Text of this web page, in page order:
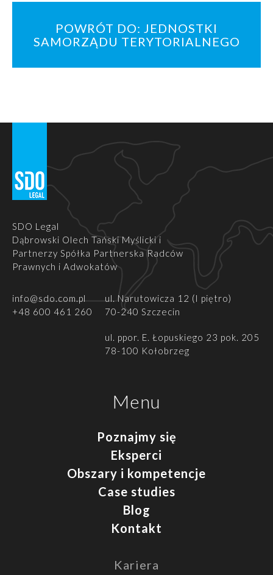
POWRÓT DO: JEDNOSTKI
SAMORZĄDU TERYTORIALNEGO
SDO Legal
Dąbrowski Olech Tański Myślicki i
Partnerzy Spółka Partnerska Radców
Prawnych i Adwokatów
info@sdo.com.pl
+48 600 461 260
ul. Narutowicza 12 (I piętro)
70-240 Szczecin
ul. ppor. E. Łopuskiego 23 pok. 205
78-100 Kołobrzeg
Menu
Poznajmy się
Eksperci
Obszary i kompetencje
Case studies
Blog
Kontakt
Kariera